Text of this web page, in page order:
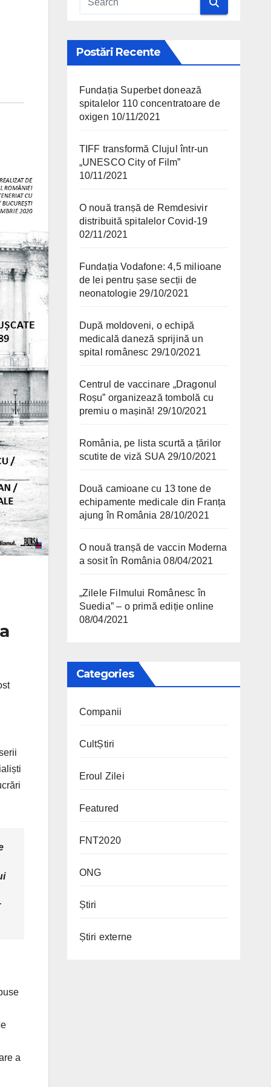
a
Postări Recente
Fundația Superbet donează
spitalelor 110 concentratoare de
oxigen 10/11/2021
TIFF transformă Clujul într-un
„UNESCO City of Film”
10/11/2021
O nouă tranșă de Remdesivir
distribuită spitalelor Covid-19
02/11/2021
Fundația Vodafone: 4,5 milioane
de lei pentru șase secții de
neonatologie 29/10/2021
După moldoveni, o echipă
medicală daneză sprijină un
spital românesc 29/10/2021
Centrul de vaccinare „Dragonul
Roșu” organizează tombolă cu
premiu o mașină! 29/10/2021
România, pe lista scurtă a țărilor
scutite de viză SUA 29/10/2021
Două camioane cu 13 tone de
echipamente medicale din Franța
ajung în România 28/10/2021
O nouă tranșă de vaccin Moderna
a sosit în România 08/04/2021
„Zilele Filmului Românesc în
Suedia” – o primă ediție online
08/04/2021
Categories
Companii
CultȘtiri
Eroul Zilei
Featured
FNT2020
ONG
Știri
Știri externe